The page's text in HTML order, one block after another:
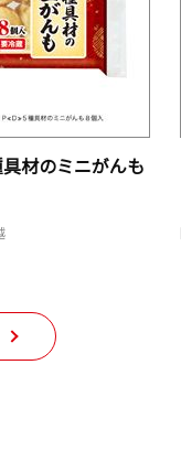
材のミニがんも